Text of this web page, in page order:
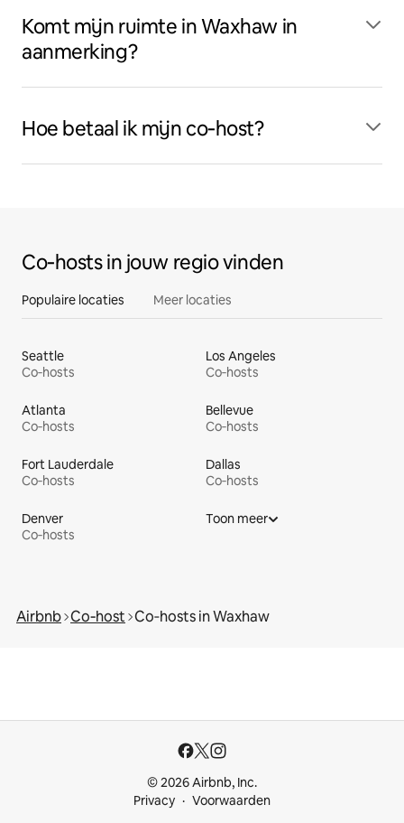
Komt mijn ruimte in Waxhaw in
aanmerking?
Hoe betaal ik mijn co‑host?
Co‑hosts in jouw regio vinden
Populaire locaties Meer locaties
Seattle
Co‑hosts
Los Angeles
Co‑hosts
Atlanta
Co‑hosts
Bellevue
Co‑hosts
Fort Lauderdale
Co‑hosts
Dallas
Co‑hosts
Denver
Co‑hosts
Toon meer
Airbnb Co‑host Co‑hosts in Waxhaw
© 2026 Airbnb, Inc.
Privacy
Voorwaarden